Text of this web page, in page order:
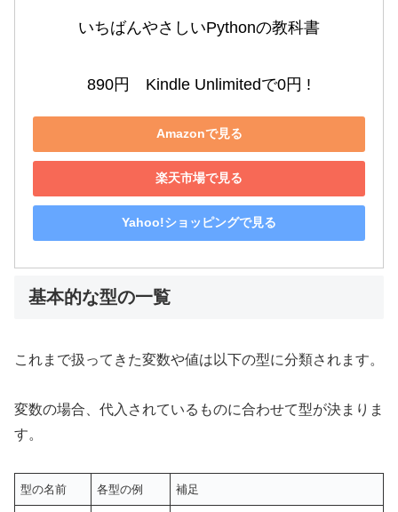
いちばんやさしいPythonの教科書
890円　Kindle Unlimitedで0円 !
Amazonで見る
楽天市場で見る
Yahoo!ショッピングで見る
基本的な型の一覧
これまで扱ってきた変数や値は以下の型に分類されます。
変数の場合、代入されているものに合わせて型が決まりま
す。
型の名前 各型の例 補足